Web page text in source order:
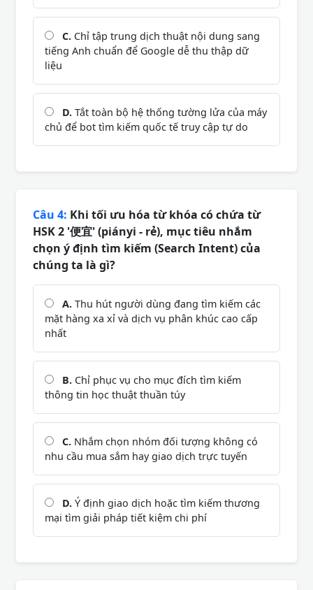
C. Chỉ tập trung dịch thuật nội dung sang
tiếng Anh chuẩn để Google dễ thu thập dữ
liệu
D. Tắt toàn bộ hệ thống tường lửa của máy
chủ để bot tìm kiếm quốc tế truy cập tự do
Câu 4: Khi tối ưu hóa từ khóa có chứa từ
HSK 2 '便宜' (piányi - rẻ), mục tiêu nhắm
chọn ý định tìm kiếm (Search Intent) của
chúng ta là gì?
A. Thu hút người dùng đang tìm kiếm các
mặt hàng xa xỉ và dịch vụ phân khúc cao cấp
nhất
B. Chỉ phục vụ cho mục đích tìm kiếm
thông tin học thuật thuần túy
C. Nhắm chọn nhóm đối tượng không có
nhu cầu mua sắm hay giao dịch trực tuyến
D. Ý định giao dịch hoặc tìm kiếm thương
mại tìm giải pháp tiết kiệm chi phí